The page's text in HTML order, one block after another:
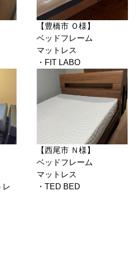
【豊橋市 Ｏ様】
ベッドフレーム
マットレス
・FIT LABO
レ
【西尾市 Ｎ様】
ベッドフレーム
マットレス
・TED BED